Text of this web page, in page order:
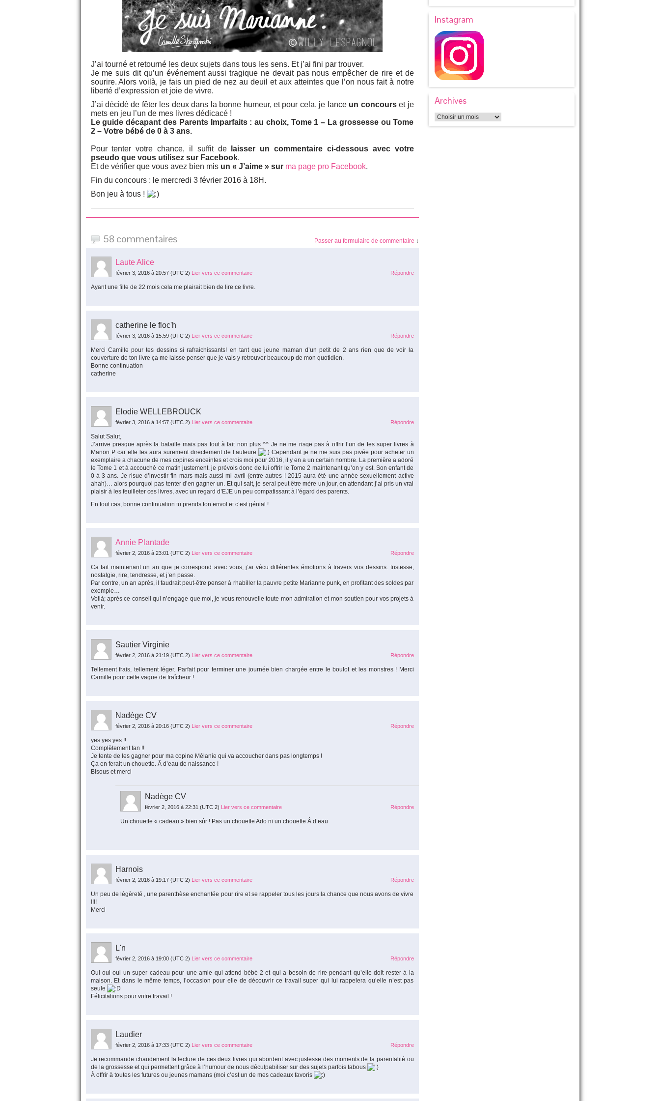
J’ai tourné et retourné les deux sujets dans tous les sens. Et j’ai fini par trouver.
Je me suis dit qu’un événement aussi tragique ne devait pas nous empêcher de rire et de
sourire. Alors voilà, je fais un pied de nez au deuil et aux atteintes que l’on nous fait à notre
liberté d’expression et joie de vivre.
J’ai décidé de fêter les deux dans la bonne humeur, et pour cela, je lance un concourset je
mets en jeu l’un de mes livres dédicacé !
Le guide décapant des Parents Imparfaits : au choix, Tome 1 – La grossesse ou Tome
2 – Votre bébé de 0 à 3 ans.
Pour tenter votre chance, il suffit de
laisser un commentaire ci-dessous avec votre
pseudo que vous utilisez sur Facebook.
Et de vérifier que vous avez bien mis un « J’aime » sur ma page pro Facebook.
Fin du concours : le mercredi 3 février 2016 à 18H.
Bon jeu à tous !
58 commentaires Passer au formulaire de commentaire ↓
Laute Alice
février 3, 2016 à 20:57 (UTC 2) Lier vers ce commentaire Répondre
Ayant une fille de 22 mois cela me plairait bien de lire ce livre.
catherine le floc'h
février 3, 2016 à 15:59 (UTC 2) Lier vers ce commentaire Répondre
Merci Camille pour tes dessins si rafraichissants! en tant que jeune maman d’un petit de 2 ans rien que de voir la
couverture de ton livre ça me laisse penser que je vais y retrouver beaucoup de mon quotidien.
Bonne continuation
catherine
Elodie WELLEBROUCK
février 3, 2016 à 14:57 (UTC 2) Lier vers ce commentaire Répondre
Salut Salut,
J’arrive presque après la bataille mais pas tout à fait non plus ^^ Je ne me risqe pas à offrir l’un de tes super livres à
Manon P car elle les aura surement directement de l’auteure
Cependant je ne me suis pas pivée pour acheter un
exemplaire a chacune de mes copines enceintes et crois moi pour 2016, il y en a un certain nombre. La première a adoré
le Tome 1 et à accouché ce matin justement. je prévois donc de lui offrir le Tome 2 maintenant qu’on y est. Son enfant de
0 à 3 ans. Je risue d’investir fin mars mais aussi mi avril (entre autres ! 2015 aura été une année sexuellement active
ahah)… alors pourquoi pas tenter d’en gagner un. Et qui sait, je serai peut être mère un jour, en attendant j’ai pris un vrai
plaisir à les feuilleter ces livres, avec un regard d’EJE un peu compatissant à l’égard des parents.
En tout cas, bonne continuation tu prends ton envol et c’est génial !
Annie Plantade
février 2, 2016 à 23:01 (UTC 2) Lier vers ce commentaire Répondre
Ca fait maintenant un an que je correspond avec vous; j’ai vécu différentes émotions à travers vos dessins: tristesse,
nostalgie, rire, tendresse, et j’en passe.
Par contre, un an après, il faudrait peut-être penser à rhabiller la pauvre petite Marianne punk, en profitant des soldes par
exemple…
Voilà; après ce conseil qui n’engage que moi, je vous renouvelle toute mon admiration et mon soutien pour vos projets à
venir.
Sautier Virginie
février 2, 2016 à 21:19 (UTC 2) Lier vers ce commentaire Répondre
Tellement frais, tellement léger. Parfait pour terminer une journée bien chargée entre le boulot et les monstres ! Merci
Camille pour cette vague de fraîcheur !
Nadège CV
février 2, 2016 à 20:16 (UTC 2) Lier vers ce commentaire Répondre
yes yes yes !!
Complètement fan !!
Je tente de les gagner pour ma copine Mélanie qui va accoucher dans pas longtemps !
Ça en ferait un chouette. Â d’eau de naissance !
Bisous et merci
Nadège CV
février 2, 2016 à 22:31 (UTC 2) Lier vers ce commentaire Répondre
Un chouette « cadeau » bien sûr ! Pas un chouette Ado ni un chouette Â.d’eau
Harnois
février 2, 2016 à 19:17 (UTC 2) Lier vers ce commentaire Répondre
Un peu de légèreté , une parenthèse enchantée pour rire et se rappeler tous les jours la chance que nous avons de vivre
!!!!
Merci
L'n
février 2, 2016 à 19:00 (UTC 2) Lier vers ce commentaire Répondre
Oui oui oui un super cadeau pour une amie qui attend bébé 2 et qui a besoin de rire pendant qu’elle doit rester à la
maison. Et dans le même temps, l’occasion pour elle de découvrir ce travail super qui lui rappelera qu’elle n’est pas
seule
Félicitations pour votre travail !
Laudier
février 2, 2016 à 17:33 (UTC 2) Lier vers ce commentaire Répondre
Je recommande chaudement la lecture de ces deux livres qui abordent avec justesse des moments de la parentalité ou
de la grossesse et qui permettent grâce à l’humour de nous déculpabiliser sur des sujets parfois tabous
À offrir à toutes les futures ou jeunes mamans (moi c’est un de mes cadeaux favoris
Instagram
Archives